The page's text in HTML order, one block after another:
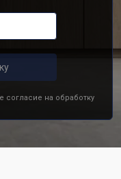
согласие на обработку